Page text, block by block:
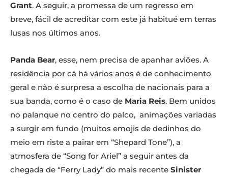
Grant. A seguir, a promessa de um regresso em
breve, fácil de acreditar com este já habitué em terras
lusas nos últimos anos.
Panda Bear, esse, nem precisa de apanhar aviões. A
residência por cá há vários anos é de conhecimento
geral e não é surpresa a escolha de nacionais para a
sua banda, como é o caso de Maria Reis. Bem unidos
no palanque no centro do palco, animações variadas
a surgir em fundo (muitos emojis de dedinhos do
meio em riste a pairar em “Shepard Tone”), a
atmosfera de “Song for Ariel” a seguir antes da
chegada de “Ferry Lady” do mais recente Sinister